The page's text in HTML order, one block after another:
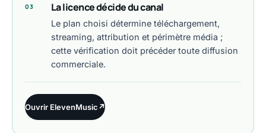
03 La licence décide du canal
Le plan choisi détermine téléchargement,
streaming, attribution et périmètre média ;
cette vérification doit précéder toute diffusion
commerciale.
Ouvrir ElevenMusic↗